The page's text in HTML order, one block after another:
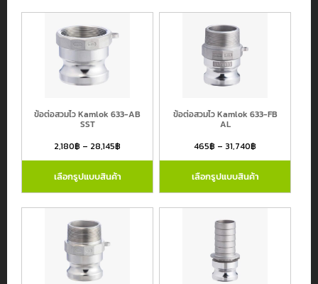
แบรนด์
Atlantiz
Continental
Center
MTG
Pisco
TOYOX
TTT
Yokohama
กรองโดยราคา
11฿—46,320฿
ข้อต่อสวมไว Kamlok 633-AB
SST
2,180฿ – 28,145฿
เลือกรูปแบบสินค้า
ข้อต่อสวมไว Kamlok 633-FB
AL
465฿ – 31,740฿
เลือกรูปแบบสินค้า